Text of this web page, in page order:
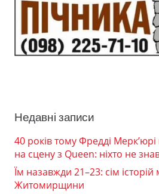
Недавні записи
40 років тому Фредді
на сцену з Queen: ніхто не
Їм назавжди 21–23: сім
Житомирщини